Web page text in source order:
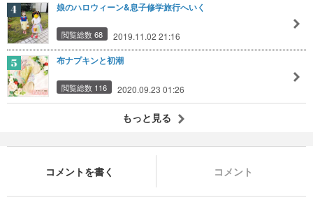
娘のハロウィーン&息子修学旅行へいく
閲覧総数 68 2019.11.02 21:16
布ナプキンと初潮
閲覧総数 116 2020.09.23 01:26
もっと見る
コメントを書く コメント